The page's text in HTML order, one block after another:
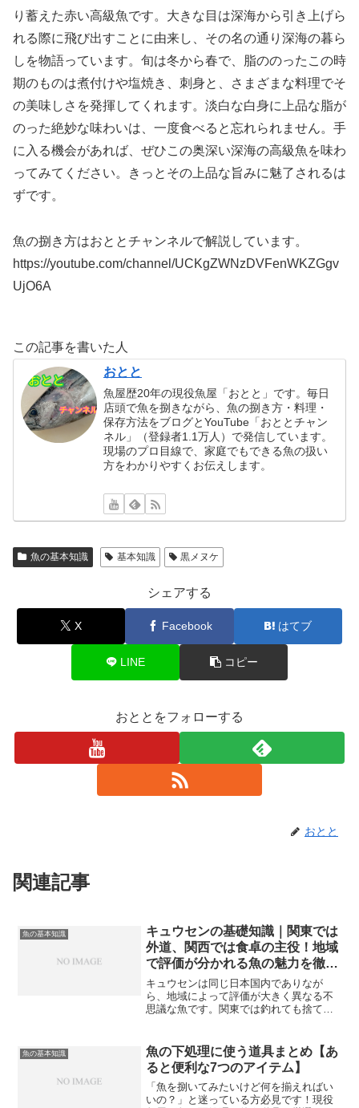
り蓄えた赤い高級魚です。大きな目は深海から引き上げら
れる際に飛び出すことに由来し、その名の通り深海の暮ら
しを物語っています。旬は冬から春で、脂ののったこの時
期のものは煮付けや塩焼き、刺身と、さまざまな料理でそ
の美味しさを発揮してくれます。淡白な白身に上品な脂が
のった絶妙な味わいは、一度食べると忘れられません。手
に入る機会があれば、ぜひこの奥深い深海の高級魚を味わ
ってみてください。きっとその上品な旨みに魅了されるは
ずです。
魚の捌き方はおととチャンネルで解説しています。
https://youtube.com/channel/UCKgZWNzDVFenWKZGgv
UjO6A
この記事を書いた人
おとと
魚屋歴20年の現役魚屋「おとと」です。毎日
店頭で魚を捌きながら、魚の捌き方・料理・
保存方法をブログとYouTube「おととチャン
ネル」（登録者1.1万人）で発信しています。
現場のプロ目線で、家庭でもできる魚の扱い
方をわかりやすくお伝えします。
魚の基本知識 基本知識 黒メヌケ
シェアする
X Facebook はてブ
LINE コピー
おととをフォローする
おとと
関連記事
魚の基本知識
キュウセンの基礎知識｜関東では
外道、関西では食卓の主役！地域
で評価が分かれる魚の魅力を徹底
解説
キュウセンは同じ日本国内でありなが
ら、地域によって評価が大きく異なる不
思議な魚です。関東では釣れても捨てら
られています。この記事では、魚屋とし
て長年魚と向き合ってきた経...
魚の基本知識
魚の下処理に使う道具まとめ【あ
ると便利な7つのアイテム】
「魚を捌いてみたいけど何を揃えればい
いの？」と迷っている方必見です！現役